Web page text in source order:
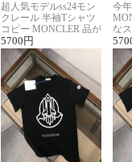
超人気モデルss24モン
クレール 半袖Tシャツ
コピー MONCLER 品が
良く見た目
5700 円
今
な
ル